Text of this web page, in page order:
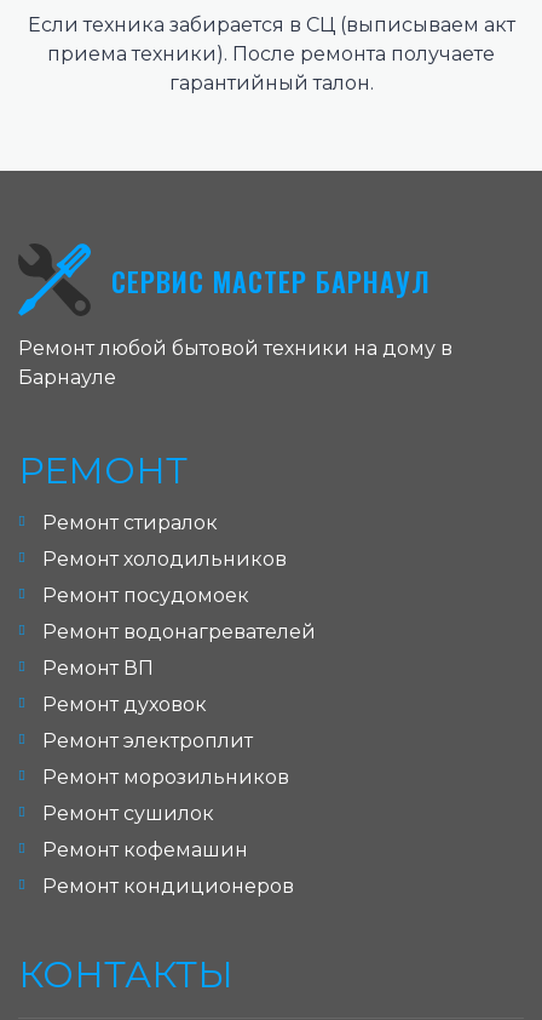
Если техника забирается в СЦ (выписываем акт
приема техники). После ремонта получаете
гарантийный талон.
СЕРВИС МАСТЕР БАРНАУЛ
Ремонт любой бытовой техники на дому в
Барнауле
РЕМОНТ
Ремонт стиралок
Ремонт холодильников
Ремонт посудомоек
Ремонт водонагревателей
Ремонт ВП
Ремонт духовок
Ремонт электроплит
Ремонт морозильников
Ремонт сушилок
Ремонт кофемашин
Ремонт кондиционеров
КОНТАКТЫ